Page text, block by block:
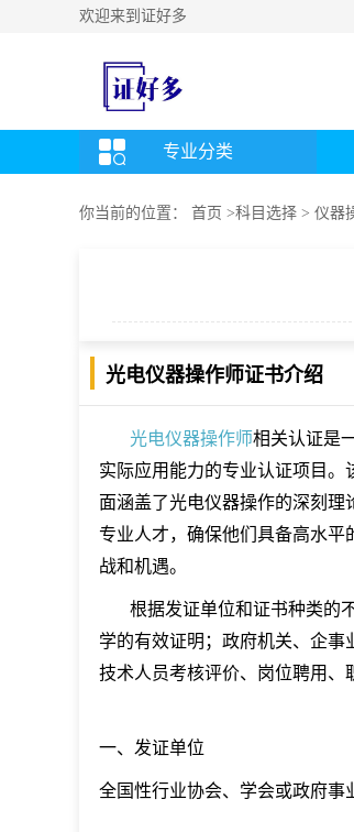
欢迎来到证好多
专业分类
你当前的位置： 首页 >科目选择 > 仪器
光电仪器操作师证书介绍
光电仪器操作师相关认证是
实际应用能力的专业认证项目
面涵盖了光电仪器操作的深刻
专业人才，确保他们具备高水平
战和机遇。
根据发证单位和证书种类的
学的有效证明；政府机关、企
技术人员考核评价、岗位聘用、
一、发证单位
全国性行业协会、学会或政府事